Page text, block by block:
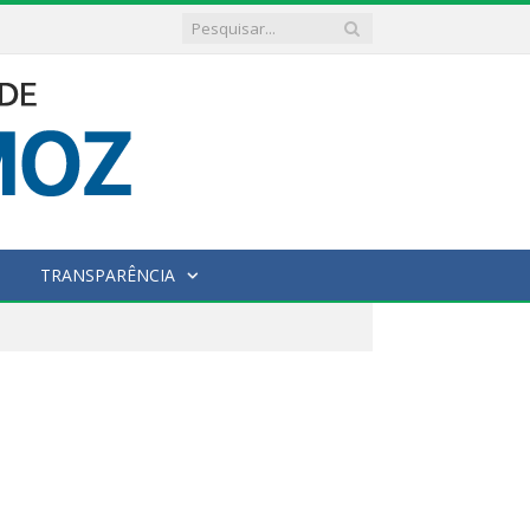
TRANSPARÊNCIA